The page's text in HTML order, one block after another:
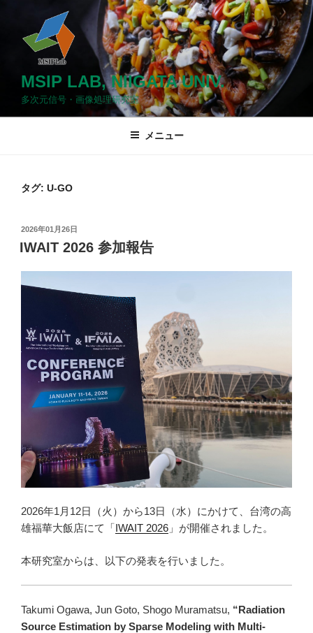
MSIP LAB, NIIGATA UNIV.
多次元信号・画像処理研究室
メニュー
タグ: U-GO
投
稿
日:
2026年01月26日
IWAIT 2026 参加報告
2026年1月12日（火）から13日（水）にかけて、台湾の高
雄福華大飯店にて「IWAIT 2026 」が開催されました。
本研究室からは、以下の発表を行いました。
Takumi Ogawa, Jun Goto, Shogo Muramatsu, “Radiation
Source Estimation by Sparse Modeling with Multi-